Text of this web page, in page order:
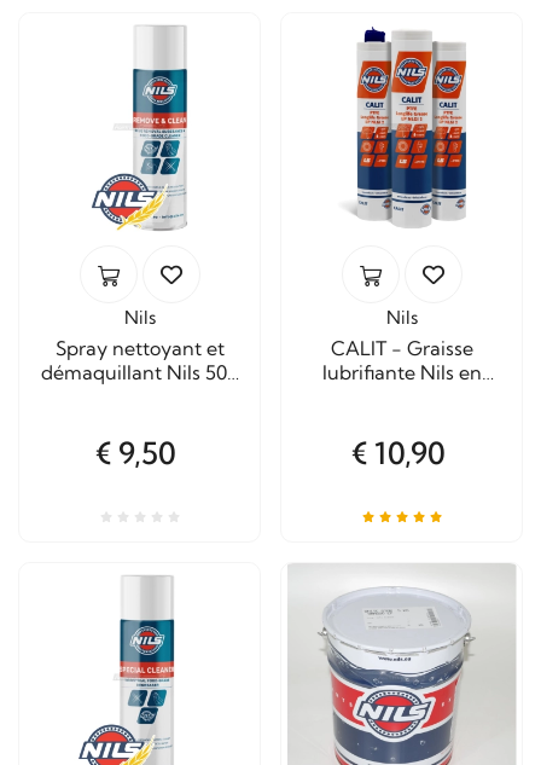
Nils
Spray nettoyant et
démaquillant Nils 500
€ 9,50
Nils
CALIT - Graisse
lubrifiante Nils en
€ 10,90